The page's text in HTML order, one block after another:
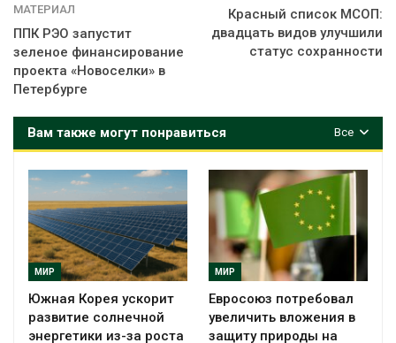
МАТЕРИАЛ
ППК РЭО запустит
зеленое финансирование
проекта «Новоселки» в
Петербурге
Красный список МСОП:
двадцать видов улучшили
статус сохранности
Все
Вам также могут понравиться
МИР
Южная Корея ускорит
развитие солнечной
энергетики из-за роста
МИР
Евросоюз потребовал
увеличить вложения в
защиту природы на